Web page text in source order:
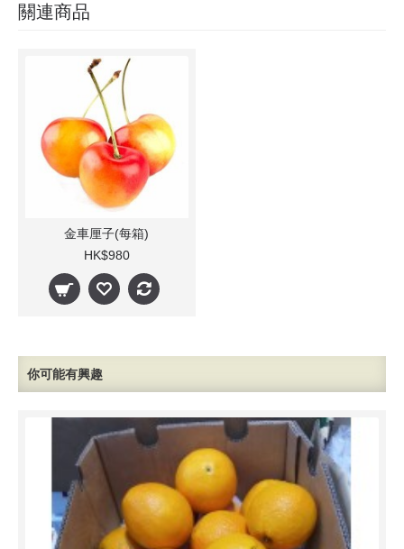
關連商品
金車厘子(每箱)
HK$980
你可能有興趣